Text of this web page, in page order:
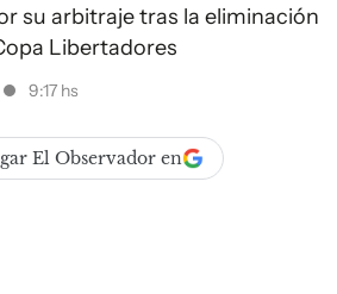
su arbitraje tras la eliminación
Libertadores
9:17 hs
El Observador en